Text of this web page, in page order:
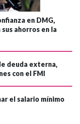
en DMG,
ahorros en la
deuda externa,
con el FMI
el salario mínimo